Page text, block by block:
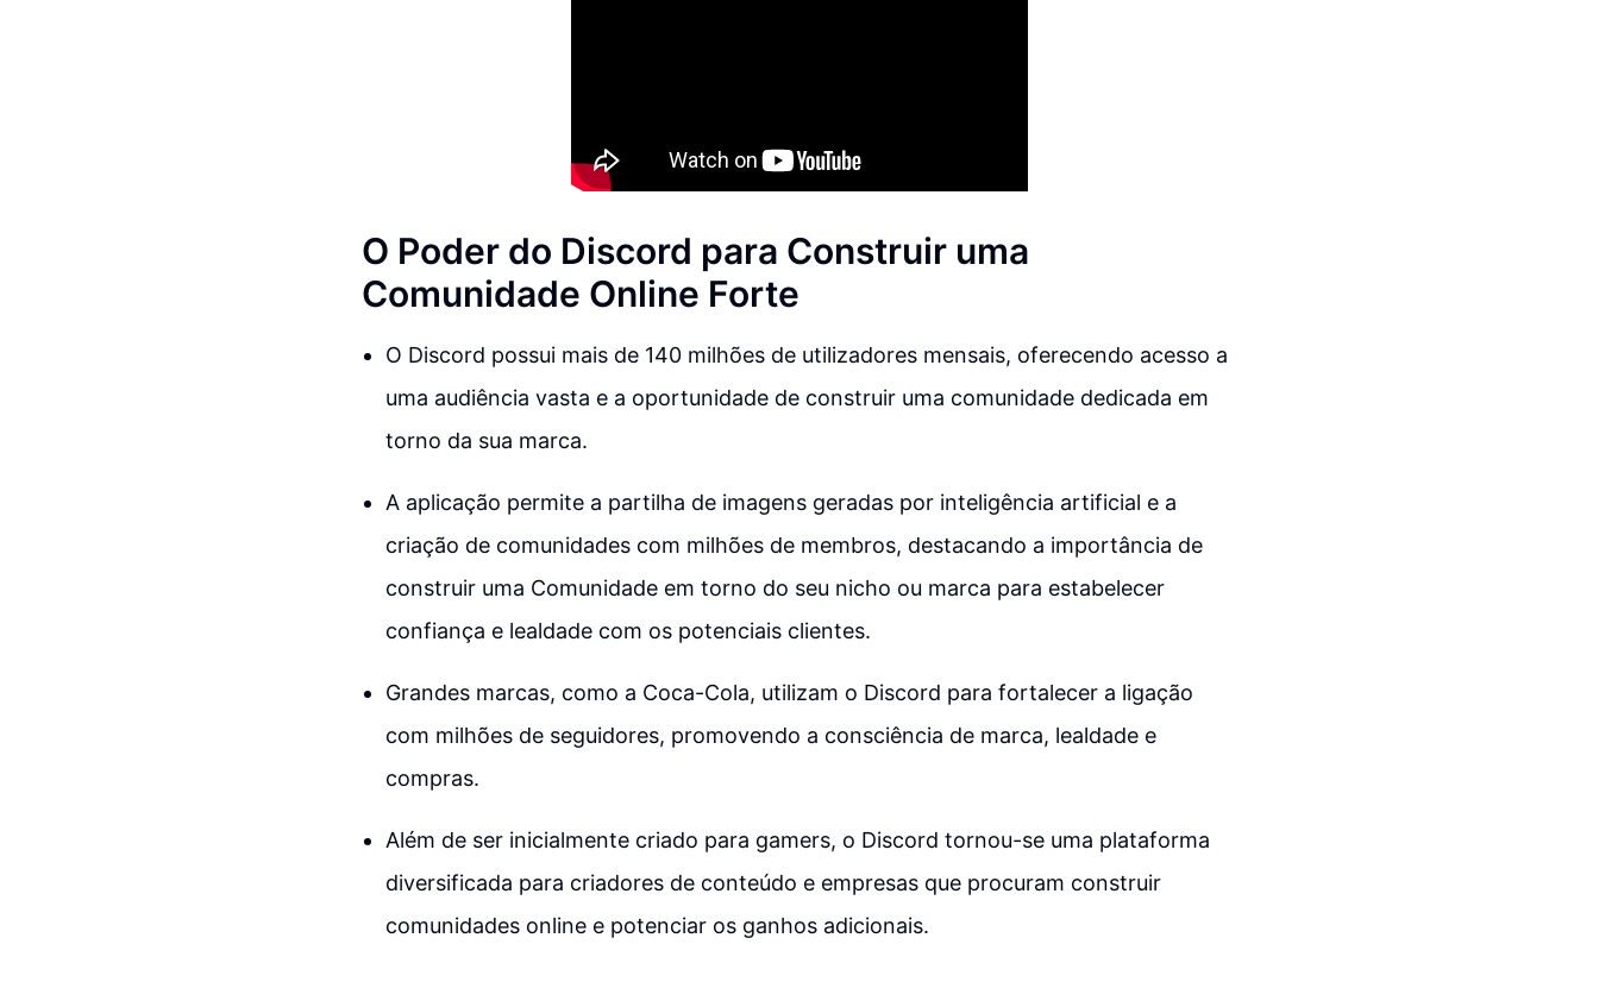
O Poder do Discord para Construir uma
Comunidade Online Forte
O Discord possui mais de 140 milhões de utilizadores mensais, oferecendo acesso a
uma audiência vasta e a oportunidade de construir uma comunidade dedicada em
torno da sua marca.
A aplicação permite a partilha de imagens geradas por inteligência artificial e a
criação de comunidades com milhões de membros, destacando a importância de
construir uma Comunidade em torno do seu nicho ou marca para estabelecer
confiança e lealdade com os potenciais clientes.
Grandes marcas, como a Coca-Cola, utilizam o Discord para fortalecer a ligação
com milhões de seguidores, promovendo a consciência de marca, lealdade e
compras.
Além de ser inicialmente criado para gamers, o Discord tornou-se uma plataforma
diversificada para criadores de conteúdo e empresas que procuram construir
comunidades online e potenciar os ganhos adicionais.